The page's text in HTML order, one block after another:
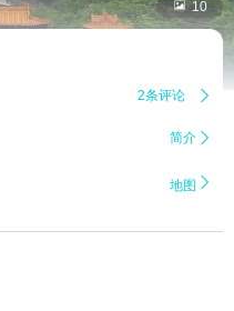
 10
2条评论 
简介 
地图 